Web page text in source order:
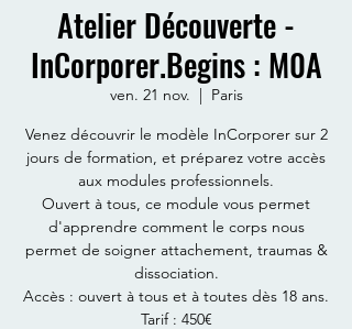
Atelier Découverte -
InCorporer.Begins : M0A
ven. 21 nov.
  |
Paris
Venez découvrir le modèle InCorporer sur 2
jours de formation, et préparez votre accès
aux modules professionnels.
Ouvert à tous, ce module vous permet
d'apprendre comment le corps nous
permet de soigner attachement, traumas &
dissociation.
Accès : ouvert à tous et à toutes dès 18 ans.
Tarif : 450€